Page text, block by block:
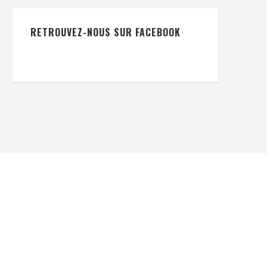
RETROUVEZ-NOUS SUR FACEBOOK